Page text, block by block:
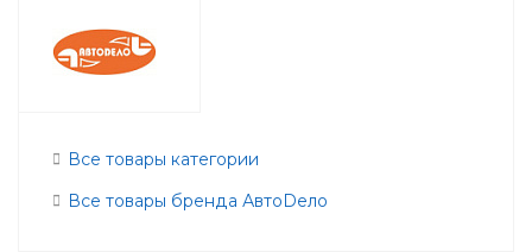
Все товары категории
Все товары бренда АвтоDело